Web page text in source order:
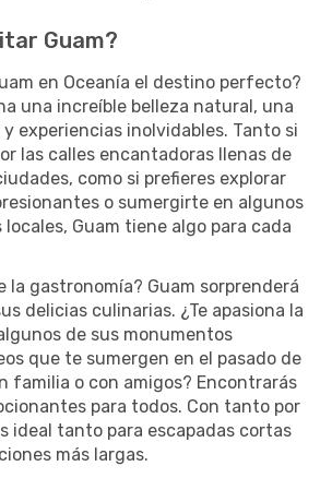
Guam?
en Oceanía el destino perfecto?
una increíble belleza natural, una
experiencias inolvidables. Tanto si
las calles encantadoras llenas de
como si prefieres explorar
o sumergirte en algunos
locales, Guam tiene algo para cada
la gastronomía? Guam sorprenderá
delicias culinarias. ¿Te apasiona la
de sus monumentos
que te sumergen en el pasado de
familia o con amigos? Encontrarás
para todos. Con tanto por
ideal tanto para escapadas cortas
más largas.